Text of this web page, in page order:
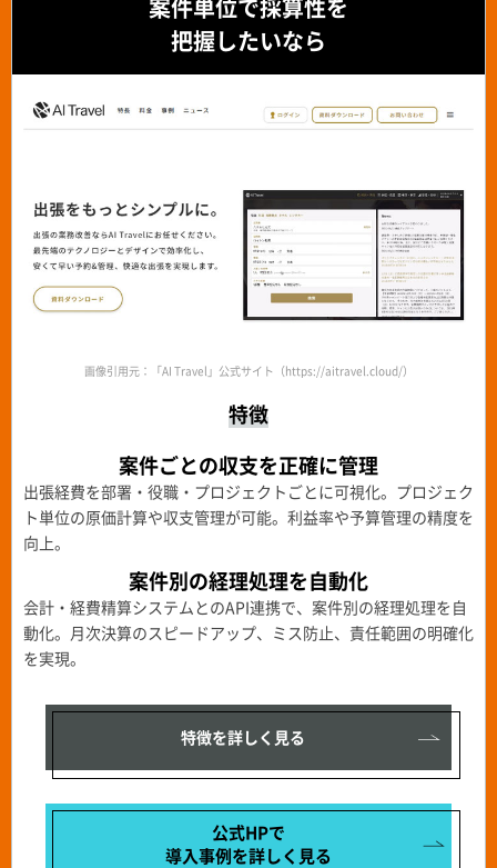
案件単位で採算性を
把握したいなら
画像引用元：「AI Travel」公式サイト（https://aitravel.cloud/）
特徴
案件ごとの収支を正確に管理
出張経費を部署・役職・プロジェクトごとに可視化。プロジェク
ト単位の原価計算や収支管理が可能。利益率や予算管理の精度を
向上。
案件別の経理処理を自動化
会計・経費精算システムとのAPI連携で、案件別の経理処理を自
動化。月次決算のスピードアップ、ミス防止、責任範囲の明確化
を実現。
特徴を詳しく見る
公式HPで
導入事例を詳しく見る